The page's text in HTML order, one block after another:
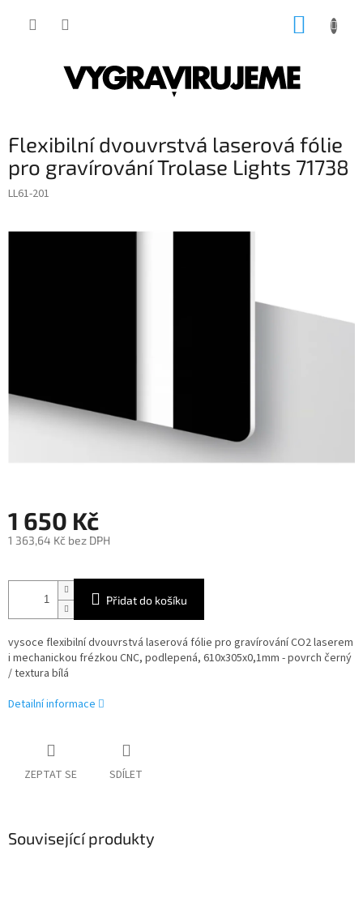
Flexibilní dvouvrstvá laserová fólie
pro gravírování Trolase Lights 71738
LL61-201
1 650 Kč
1 363,64 Kč bez DPH
cena:
Přidat do košíku
vysoce flexibilní dvouvrstvá laserová fólie pro gravírování CO2 laserem
i mechanickou frézkou CNC, podlepená, 610x305x0,1mm - povrch černý
/ textura bílá
Detailní informace
ZEPTAT SE SDÍLET
Související produkty